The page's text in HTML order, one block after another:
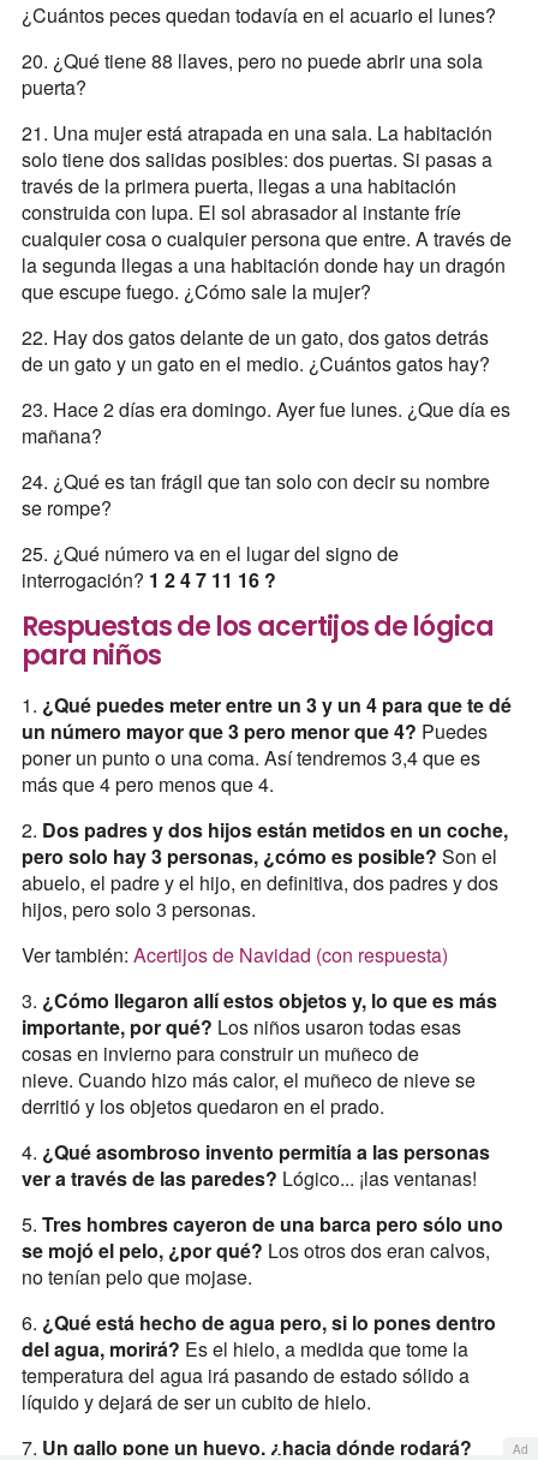
¿Cuántos peces quedan todavía en el acuario el lunes?
20. ¿Qué tiene 88 llaves, pero no puede abrir una sola
puerta?
21. Una mujer está atrapada en una sala. La habitación
solo tiene dos salidas posibles: dos puertas. Si pasas a
través de la primera puerta, llegas a una habitación
construida con lupa. El sol abrasador al instante fríe
cualquier cosa o cualquier persona que entre. A través de
la segunda llegas a una habitación donde hay un dragón
que escupe fuego. ¿Cómo sale la mujer?
22. Hay dos gatos delante de un gato, dos gatos detrás
de un gato y un gato en el medio. ¿Cuántos gatos hay?
23. Hace 2 días era domingo. Ayer fue lunes. ¿Que día es
mañana?
24. ¿Qué es tan frágil que tan solo con decir su nombre
se rompe?
25. ¿Qué número va en el lugar del signo de
interrogación? 1 2 4 7 11 16 ?
Respuestas de los acertijos de lógica
para niños
1. ¿Qué puedes meter entre un 3 y un 4 para que te dé
un número mayor que 3 pero menor que 4? Puedes
poner un punto o una coma. Así tendremos 3,4 que es
más que 4 pero menos que 4.
2. Dos padres y dos hijos están metidos en un coche,
pero solo hay 3 personas, ¿cómo es posible? Son el
abuelo, el padre y el hijo, en definitiva, dos padres y dos
hijos, pero solo 3 personas.
Ver también: Acertijos de Navidad (con respuesta)
3. ¿Cómo llegaron allí estos objetos y, lo que es más
importante, por qué? Los niños usaron todas esas
cosas en invierno para construir un muñeco de
nieve. Cuando hizo más calor, el muñeco de nieve se
derritió y los objetos quedaron en el prado.
4. ¿Qué asombroso invento permitía a las personas
ver a través de las paredes? Lógico... ¡las ventanas!
5. Tres hombres cayeron de una barca pero sólo uno
se mojó el pelo, ¿por qué? Los otros dos eran calvos,
no tenían pelo que mojase.
6. ¿Qué está hecho de agua pero, si lo pones dentro
del agua, morirá? Es el hielo, a medida que tome la
temperatura del agua irá pasando de estado sólido a
líquido y dejará de ser un cubito de hielo.
7. Un gallo pone un huevo, ¿hacia dónde rodará? Ad